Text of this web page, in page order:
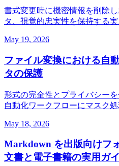
書式変更時に機密情報を削除
タ、視覚的忠実性を保持する実
May 19, 2026
ファイル変換における自
タの保護
形式の完全性とプライバシー
自動化ワークフローにマスク
May 18, 2026
Markdown を出版向けフ
文書と電子書籍の実用ガ